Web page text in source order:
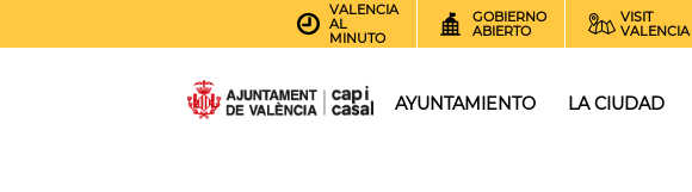
VALENCIA
AL
MINUTO
GOBIERNO
ABIERTO
VISIT
VALENCIA
AYUNTAMIENTO LA CIUDAD